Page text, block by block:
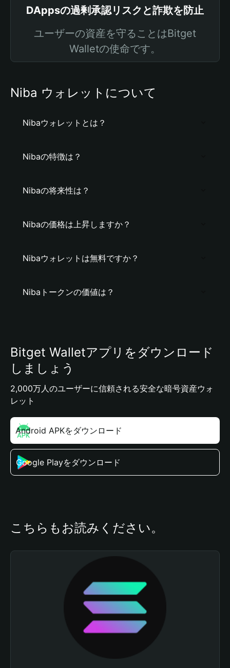
DAppsの過剰承認リスクと詐欺を防止
ユーザーの資産を守ることはBitget
Walletの使命です。
Niba ウォレットについて
Nibaウォレットとは？
Nibaの特徴は？
Nibaの将来性は？
Nibaの価格は上昇しますか？
Nibaウォレットは無料ですか？
Nibaトークンの価値は？
Bitget Walletアプリをダウンロード
しましょう
2,000万人のユーザーに信頼される安全な暗号資産ウォ
レット
Android APKをダウンロード
Google Playをダウンロード
こちらもお読みください。